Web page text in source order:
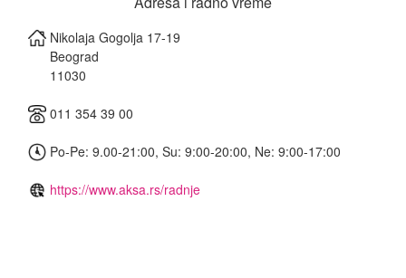
Nikolaja Gogolja 17-19
Beograd
11030
011 354 39 00
Po-Pe: 9.00-21:00, Su: 9:00-20:00, Ne: 9:00-17:00
https://www.aksa.rs/radnje